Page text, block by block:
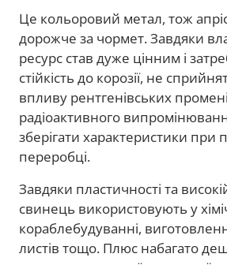
Це кольоровий метал, тож
дорожче за чормет. Завдяки
ресурс став дуже цінним і
стійкість до корозії, не
впливу рентгенівських
радіоактивного
зберігати характеристики при
переробці.
Завдяки пластичності та
свинець використовують у
кораблебудуванні,
листів тощо. Плюс набагато